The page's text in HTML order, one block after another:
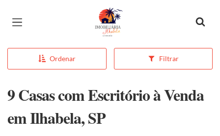
Página inicial
Ordenar Filtrar
9 Casas com Escritório à Venda
em Ilhabela, SP